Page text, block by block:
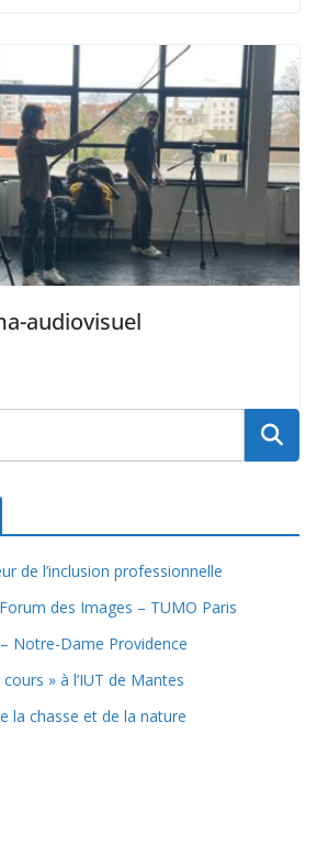
audiovisuel
de l’inclusion professionnelle
des Images – TUMO Paris
Notre-Dame Providence
» à l’IUT de Mantes
la chasse et de la nature